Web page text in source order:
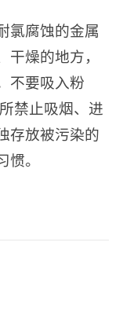
氯腐蚀的金属
燥的地方，
不要吸入粉
禁止吸烟、进
存放被污染的
。